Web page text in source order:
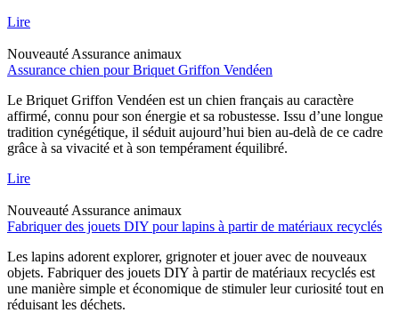
Lire
Nouveauté Assurance animaux
Assurance chien pour Briquet Griffon Vendéen
Le Briquet Griffon Vendéen est un chien français au caractère
affirmé, connu pour son énergie et sa robustesse. Issu d’une longue
tradition cynégétique, il séduit aujourd’hui bien au-delà de ce cadre
grâce à sa vivacité et à son tempérament équilibré.
Lire
Nouveauté Assurance animaux
Fabriquer des jouets DIY pour lapins à partir de matériaux recyclés
Les lapins adorent explorer, grignoter et jouer avec de nouveaux
objets. Fabriquer des jouets DIY à partir de matériaux recyclés est
une manière simple et économique de stimuler leur curiosité tout en
réduisant les déchets.